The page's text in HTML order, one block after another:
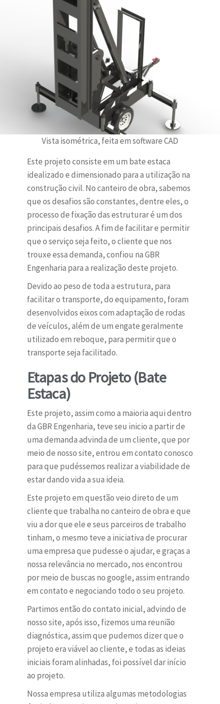
Vista isométrica, feita em software CAD
Este projeto consiste em um bate estaca
idealizado e dimensionado para a utilização na
construção civil. No canteiro de obra, sabemos
que os desafios são constantes, dentre eles, o
processo de fixação das estruturar é um dos
principais desafios. A fim de facilitar e permitir
que o serviço seja feito, o cliente que nos
trouxe essa demanda, confiou na GBR
Engenharia para a realização deste projeto.
Devido ao peso de toda a estrutura, para
facilitar o transporte, do equipamento, foram
desenvolvidos eixos com adaptação de rodas
de veículos, além de um engate geralmente
utilizado em reboque, para permitir que o
transporte seja facilitado.
Etapas do Projeto (Bate
Estaca)
Este projeto, assim como a maioria aqui dentro
da GBR Engenharia, teve seu inicio a partir de
uma demanda advinda de um cliente, que por
meio de nosso site, entrou em contato conosco
para que pudéssemos realizar a viabilidade de
estar dando vida a sua ideia.
Este projeto em questão veio direto de um
cliente que trabalha no canteiro de obra e que
viu a dor que ele e seus parceiros de trabalho
tinham, o mesmo teve a iniciativa de procurar
uma empresa que pudesse o ajudar, e graças a
nossa relevância no mercado, nos encontrou
por meio de buscas no google, assim entrando
em contato e negociando todo o seu projeto.
Partimos então do contato inicial, advindo de
nosso site, após isso, fizemos uma reunião
diagnóstica, assim que pudemos dizer que o
projeto era viável ao cliente, e todas as ideias
iniciais foram alinhadas, foi possível dar início
ao projeto.
Nossa empresa utiliza algumas metodologias